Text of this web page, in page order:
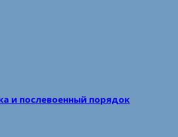
и послевоенный порядок